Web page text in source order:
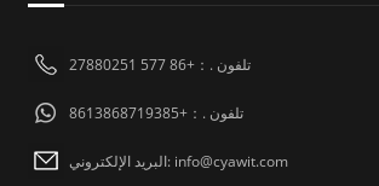
تلفون .：+86 577 27880251
تلفون .：+8613868719385
البريد الإلكتروني: info@cyawit.com